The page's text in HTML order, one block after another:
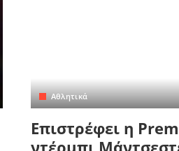
Αθλητικά
Επιστρέφει η